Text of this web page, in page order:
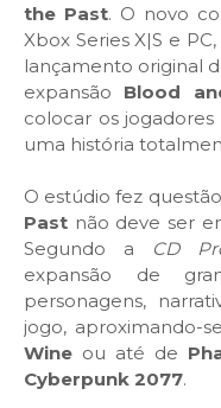
the Past. O novo
Xbox Series X|S e
lançamento original
expansão Blood
colocar os
uma história
O estúdio fez
Past não deve ser
Segundo a
CD
expansão de
personagens,
jogo, aproximando-
Wine ou até de
Cyberpunk 2077.